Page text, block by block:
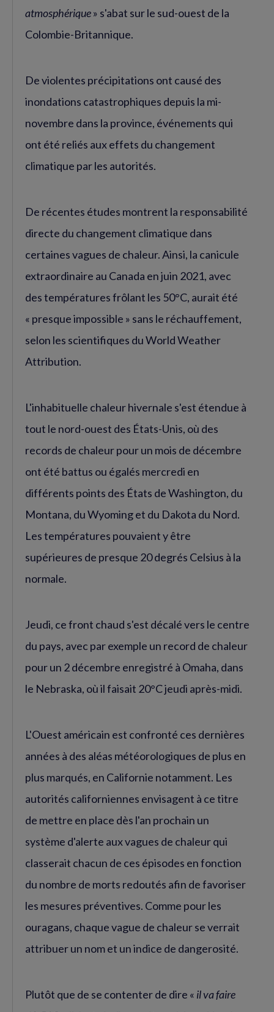
atmosphérique» s'abat sur le sud-ouest de la
Colombie-Britannique.
De violentes précipitations ont causé des
inondations catastrophiques depuis la mi-
novembre dans la province, événements qui
ont été reliés aux effets du changement
climatique par les autorités.
De récentes études montrent la responsabilité
directe du changement climatique dans
certaines vagues de chaleur. Ainsi, la canicule
extraordinaire au Canada en juin 2021, avec
des températures frôlant les 50°C, aurait été
« presque impossible » sans le réchauffement,
selon les scientifiques du World Weather
Attribution.
L'inhabituelle chaleur hivernale s'est étendue à
tout le nord-ouest des États-Unis, où des
records de chaleur pour un mois de décembre
ont été battus ou égalés mercredi en
différents points des États de Washington, du
Montana, du Wyoming et du Dakota du Nord.
Les températures pouvaient y être
supérieures de presque 20 degrés Celsius à la
normale.
Jeudi, ce front chaud s'est décalé vers le centre
du pays, avec par exemple un record de chaleur
pour un 2 décembre enregistré à Omaha, dans
le Nebraska, où il faisait 20°C jeudi après-midi.
L'Ouest américain est confronté ces dernières
années à des aléas météorologiques de plus en
plus marqués, en Californie notamment. Les
autorités californiennes envisagent à ce titre
de mettre en place dès l'an prochain un
système d'alerte aux vagues de chaleur qui
classerait chacun de ces épisodes en fonction
du nombre de morts redoutés afin de favoriser
les mesures préventives. Comme pour les
ouragans, chaque vague de chaleur se verrait
attribuer un nom et un indice de dangerosité.
Plutôt que de se contenter de dire « il va faire